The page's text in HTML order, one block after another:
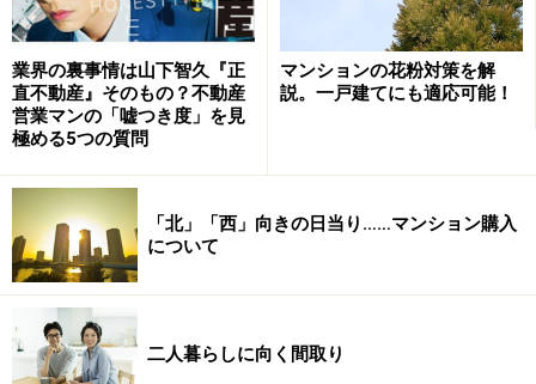
それが証拠に、かつて不動産屋は「千三つ屋（せんみつ
や）」と呼ばれていました。千三つ屋とは「千のうち三
つしか本当のことを言わない」という意味で、「ほら吹
き」や「嘘つき」を意図した慣用句として使われていま
はたして、こうした蔑称が「過去形」なのか「現在進行
形」なのかは意見が分かれるところですが、いずれにせ
よ不動産営業マンは嘘もいとわない巧みなセールストー
クを駆使し、日夜、顧客から契約を勝ち取っていきま
す。
業界の裏事情は山下智久『正
直不動産』そのもの？不動産
営業マンの「嘘つき度」を見
極める5つの質問
マンションの花粉対策を解
説。一戸建てにも適応可能！
「北」「西」向きの日当り……マンション購入
について
二人暮らしに向く間取り